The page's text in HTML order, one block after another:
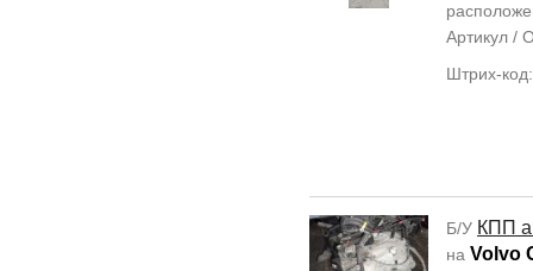
Артикул /
Штрих-
Б/У КПП
на Volvo